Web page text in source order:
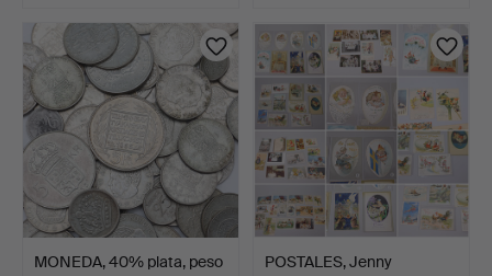
MONEDA, 40% plata, peso
POSTALES, Jenny